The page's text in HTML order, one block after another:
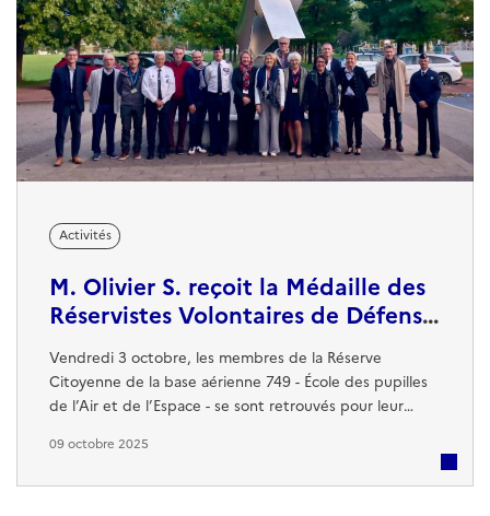
Activités
M. Olivier S. reçoit la Médaille des
Réservistes Volontaires de Défense
et de Sécurité Intérieure
Vendredi 3 octobre, les membres de la Réserve
Citoyenne de la base aérienne 749 - École des pupilles
de l’Air et de l’Espace - se sont retrouvés pour leur
base. Après un tour d’horizon des actions menées par
09 octobre 2025